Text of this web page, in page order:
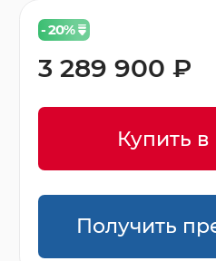
- 20%
3 289 900 ₽
Купить
Получить